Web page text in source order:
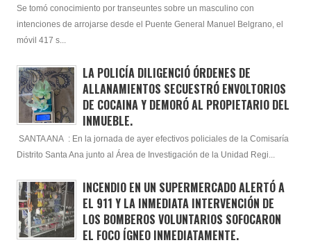
Se tomó conocimiento por transeuntes sobre un masculino con
intenciones de arrojarse desde el Puente General Manuel Belgrano, el
móvil 417 s...
LA POLICÍA DILIGENCIÓ ÓRDENES DE
ALLANAMIENTOS SECUESTRÓ ENVOLTORIOS
DE COCAINA Y DEMORÓ AL PROPIETARIO DEL
INMUEBLE.
SANTA ANA : En la jornada de ayer efectivos policiales de la Comisaría
Distrito Santa Ana junto al Área de Investigación de la Unidad Regi...
INCENDIO EN UN SUPERMERCADO ALERTÓ A
EL 911 Y LA INMEDIATA INTERVENCIÓN DE
LOS BOMBEROS VOLUNTARIOS SOFOCARON
EL FOCO ÍGNEO INMEDIATAMENTE.